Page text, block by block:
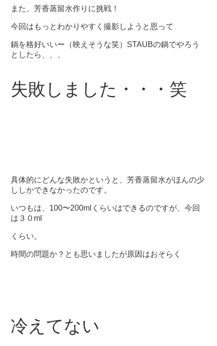
また、芳香蒸留水作りに挑戦！
今回はもっとわかりやすく撮影しようと思って
鍋を格好いいー（映えそうな笑）STAUBの鍋でやろう
としたら、、、
失敗しました・・・笑
具体的にどんな失敗かというと、芳香蒸留水がほんの少
ししかできなかったのです。
いつもは、100〜200mlくらいはできるのですが、今回
は３０ml
くらい。
時間の問題か？とも思いましたが原因はおそらく
冷えてない